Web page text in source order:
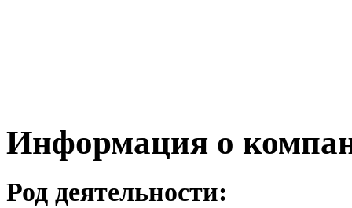
Информация о
Род деятельности: